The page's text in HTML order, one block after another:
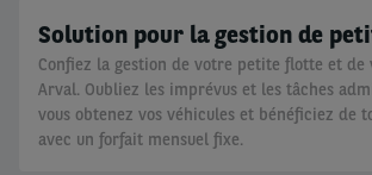
Solution pour la gestion de
Confiez la gestion de votre petite flotte et de
Arval. Oubliez les imprévus et les tâches
vous obtenez vos véhicules et bénéficiez de
avec un forfait mensuel fixe.